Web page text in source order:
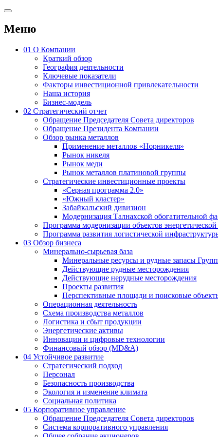
Меню
01 О Компании
Краткий обзор
География деятельности
Ключевые показатели
Факторы инвестиционной привлекательности
Наша история
Бизнес-модель
02 Стратегический отчет
Обращение Председателя Совета директоров
Обращение Президента Компании
Обзор рынка металлов
Применение металлов «Норникеля»
Рынок никеля
Рынок меди
Рынок металлов платиновой группы
Стратегические инвестиционные проекты
«Серная программа 2.0»
«Южный кластер»
Забайкальский дивизион
Модернизация Талнахской обогатительной
Программа модернизации объектов
Программа развития логистической
03 Обзор бизнеса
Минерально-сырьевая база
Минеральные ресурсы и рудные запасы
Действующие рудные месторождения
Действующие нерудные месторождения
Проекты развития
Перспективные площади и поисковые
Операционная деятельность
Схема производства металлов
Логистика и сбыт продукции
Энергетические активы
Инновации и цифровые технологии
Финансовый обзор (MD&A)
04 Устойчивое развитие
Стратегический подход
Персонал
Безопасность производства
Экология и изменение климата
Социальная политика
05 Корпоративное управление
Обращение Председателя Совета директоров
Система корпоративного управления